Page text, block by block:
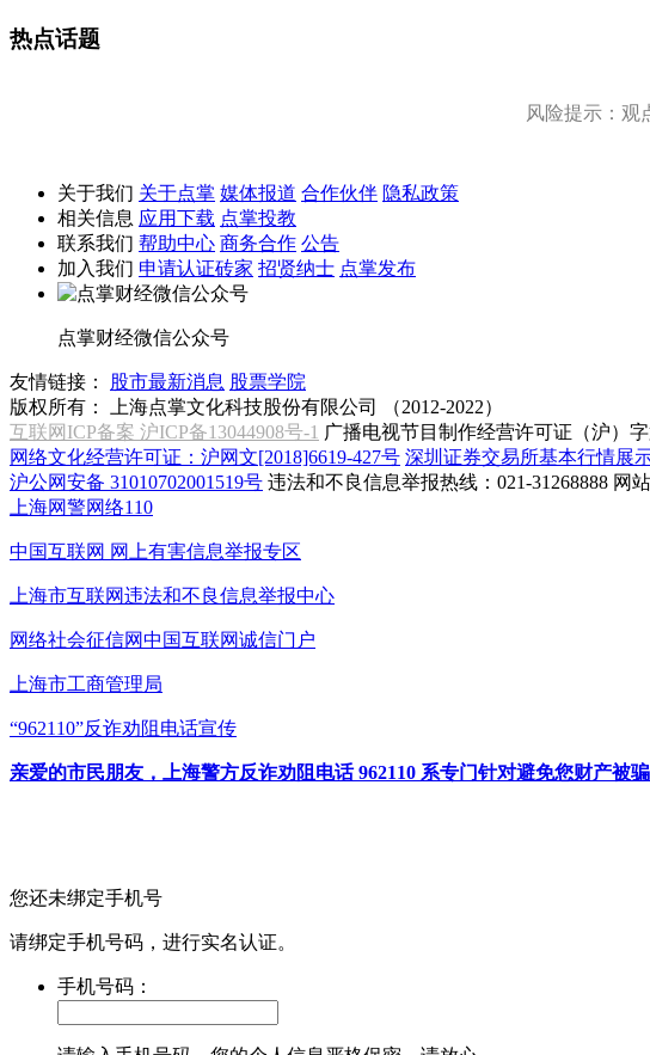
热点话题
风险提示：观
关于我们 关于点掌 媒体报道 合作伙伴 隐私政策
相关信息 应用下载 点掌投教
联系我们 帮助中心 商务合作 公告
加入我们 申请认证砖家 招贤纳士 点掌发布
点掌财经微信公众号
友情链接： 股市最新消息 股票学院
版权所有：
上海点掌文化科技股份有限公司 （2012-2022）
互联网ICP备案 沪ICP备13044908号-1 广播电视节目制作经营许可证（沪）
网络文化经营许可证：沪网文[2018]6619-427号 深圳证券交易所基本行情展
沪公网安备 31010702001519号 违法和不良信息举报热线：021-31268888 网
上海网警网络110
中国互联网 网上有害信息举报专区
上海市互联网违法和不良信息举报中心
网络社会征信网中国互联网诚信门户
上海市工商管理局
“962110”反诈劝阻电话宣传
亲爱的市民朋友，上海警方反诈劝阻电话 962110 系专门针对避免您财产被
您还未绑定手机号
请绑定手机号码，进行实名认证。
手机号码：